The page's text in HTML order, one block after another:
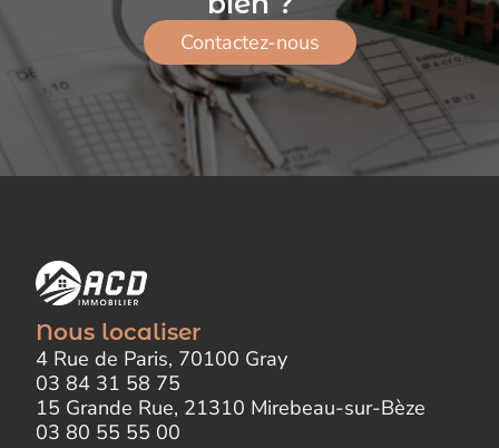
Contactez-nous
Nous localiser
4 Rue de Paris, 70100 Gray
03 84 31 58 75
15 Grande Rue, 21310 Mirebeau-sur-Bèze
03 80 55 55 00